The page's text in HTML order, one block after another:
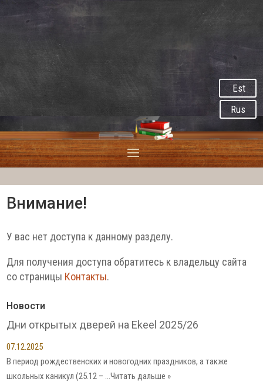
Est
Rus
Внимание!
У вас нет доступа к данному разделу.
Для получения доступа обратитесь к владельцу сайта
со страницы Контакты.
Новости
Дни открытых дверей на Ekeel 2025/26
07.12.2025
В период рождественских и новогодних праздников, а также
школьных каникул (25.12 – …Читать дальше »